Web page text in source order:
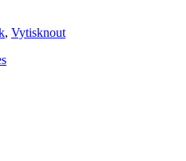
, Vytisknout